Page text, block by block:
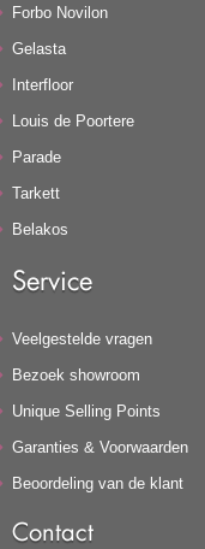
Forbo Novilon
Gelasta
Interfloor
Louis de Poortere
Parade
Tarkett
Belakos
Service
Veelgestelde vragen
Bezoek showroom
Unique Selling Points
Garanties & Voorwaarden
Beoordeling van de klant
Contact